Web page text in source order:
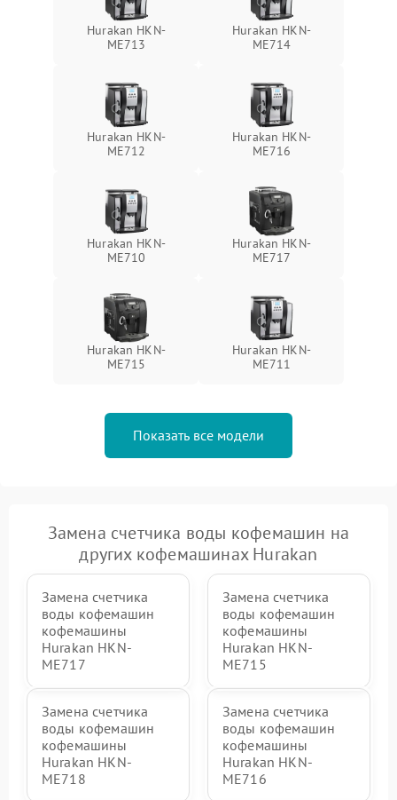
Hurakan HKN-
ME713
Hurakan HKN-
ME714
Hurakan HKN-
ME712
Hurakan HKN-
ME716
Hurakan HKN-
ME710
Hurakan HKN-
ME717
Hurakan HKN-
ME715
Hurakan HKN-
ME711
Показать все модели
Замена счетчика воды кофемашин на
других кофемашинах Hurakan
Замена счетчика
воды кофемашин
кофемашины
Hurakan HKN-
ME717
Замена счетчика
воды кофемашин
кофемашины
Hurakan HKN-
ME715
Замена счетчика
воды кофемашин
кофемашины
Hurakan HKN-
ME718
Замена счетчика
воды кофемашин
кофемашины
Hurakan HKN-
ME716